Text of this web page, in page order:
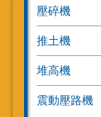
壓碎機
推土機
堆高機
震動壓路機